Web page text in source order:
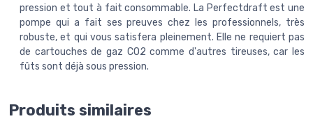
pression et tout à fait consommable. La Perfectdraft est une
pompe qui a fait ses preuves chez les professionnels, très
robuste, et qui vous satisfera pleinement. Elle ne requiert pas
de cartouches de gaz CO2 comme d'autres tireuses, car les
fûts sont déjà sous pression.
Produits similaires